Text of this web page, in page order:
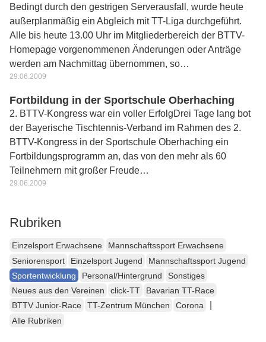
Bedingt durch den gestrigen Serverausfall, wurde heute
außerplanmäßig ein Abgleich mit TT-Liga durchgeführt.
Alle bis heute 13.00 Uhr im Mitgliederbereich der BTTV-
Homepage vorgenommenen Änderungen oder Anträge
werden am Nachmittag übernommen, so…
29.06.2009
Fortbildung in der Sportschule Oberhaching
2. BTTV-Kongress war ein voller ErfolgDrei Tage lang bot
der Bayerische Tischtennis-Verband im Rahmen des 2.
BTTV-Kongress in der Sportschule Oberhaching ein
Fortbildungsprogramm an, das von den mehr als 60
Teilnehmern mit großer Freude…
29.06.2009
Rubriken
Einzelsport Erwachsene
Mannschaftssport Erwachsene
Seniorensport
Einzelsport Jugend
Mannschaftssport Jugend
Sportentwicklung
Personal/Hintergrund
Sonstiges
Neues aus den Vereinen
click-TT
Bavarian TT-Race
BTTV Junior-Race
TT-Zentrum München Corona
Alle Rubriken